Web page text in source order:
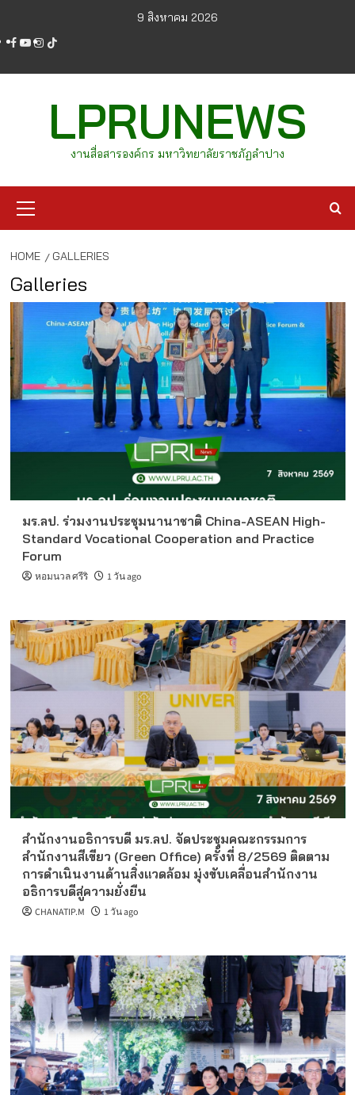
content
9 สิงหาคม 2026
facebook
youtube
instagram
tiktok
LPRUNEWS
งานสื่อสารองค์กร มหาวิทยาลัยราชภัฏลำปาง
Menu
HOME GALLERIES
Galleries
มร.ลป. ร่วมงานประชุมนานาชาติ China-ASEAN High-
Standard Vocational Cooperation and Practice
Forum
หอมนวล ศรีริ 1 วัน ago
สำนักงานอธิการบดี มร.ลป. จัดประชุมคณะกรรมการ
สำนักงานสีเขียว (Green Office) ครั้งที่ 8/2569 ติดตาม
การดำเนินงานด้านสิ่งแวดล้อม มุ่งขับเคลื่อนสำนักงาน
อธิการบดีสู่ความยั่งยืน
CHANATIP.M 1 วัน ago